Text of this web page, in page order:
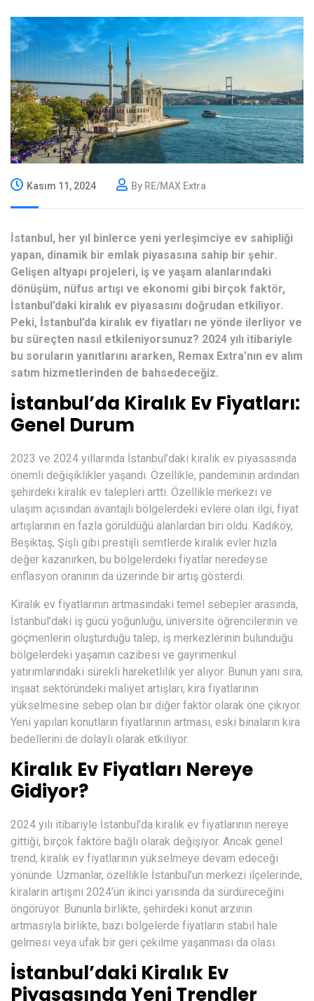
Kasım 11, 2024 By RE/MAX Extra
İstanbul, her yıl binlerce yeni yerleşimciye ev sahipliği
yapan, dinamik bir emlak piyasasına sahip bir şehir.
Gelişen altyapı projeleri, iş ve yaşam alanlarındaki
dönüşüm, nüfus artışı ve ekonomi gibi birçok faktör,
İstanbul’daki kiralık ev piyasasını doğrudan etkiliyor.
Peki, İstanbul’da kiralık ev fiyatları ne yönde ilerliyor ve
bu süreçten nasıl etkileniyorsunuz? 2024 yılı itibariyle
bu soruların yanıtlarını ararken, Remax Extra’nın ev alım
satım hizmetlerinden de bahsedeceğiz.
İstanbul’da Kiralık Ev Fiyatları:
Genel Durum
2023 ve 2024 yıllarında İstanbul’daki kiralık ev piyasasında
önemli değişiklikler yaşandı. Özellikle, pandeminin ardından
şehirdeki kiralık ev talepleri arttı. Özellikle merkezi ve
ulaşım açısından avantajlı bölgelerdeki evlere olan ilgi, fiyat
artışlarının en fazla görüldüğü alanlardan biri oldu. Kadıköy,
Beşiktaş, Şişli gibi prestijli semtlerde kiralık evler hızla
değer kazanırken, bu bölgelerdeki fiyatlar neredeyse
enflasyon oranının da üzerinde bir artış gösterdi.
Kiralık ev fiyatlarının artmasındaki temel sebepler arasında,
İstanbul’daki iş gücü yoğunluğu, üniversite öğrencilerinin ve
göçmenlerin oluşturduğu talep, iş merkezlerinin bulunduğu
bölgelerdeki yaşamın cazibesi ve gayrimenkul
yatırımlarındaki sürekli hareketlilik yer alıyor. Bunun yanı sıra,
inşaat sektöründeki maliyet artışları, kira fiyatlarının
yükselmesine sebep olan bir diğer faktör olarak öne çıkıyor.
Yeni yapılan konutların fiyatlarının artması, eski binaların kira
bedellerini de dolaylı olarak etkiliyor.
Kiralık Ev Fiyatları Nereye
Gidiyor?
2024 yılı itibariyle İstanbul’da kiralık ev fiyatlarının nereye
gittiği, birçok faktöre bağlı olarak değişiyor. Ancak genel
trend, kiralık ev fiyatlarının yükselmeye devam edeceği
yönünde. Uzmanlar, özellikle İstanbul’un merkezi ilçelerinde,
kiraların artışını 2024’ün ikinci yarısında da sürdüreceğini
öngörüyor. Bununla birlikte, şehirdeki konut arzının
artmasıyla birlikte, bazı bölgelerde fiyatların stabil hale
gelmesi veya ufak bir geri çekilme yaşanması da olası.
İstanbul’daki Kiralık Ev
Piyasasında Yeni Trendler